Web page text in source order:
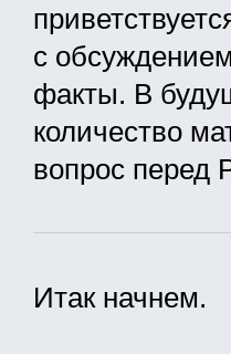
с
факты. В
количество
вопрос перед
Итак начнем.